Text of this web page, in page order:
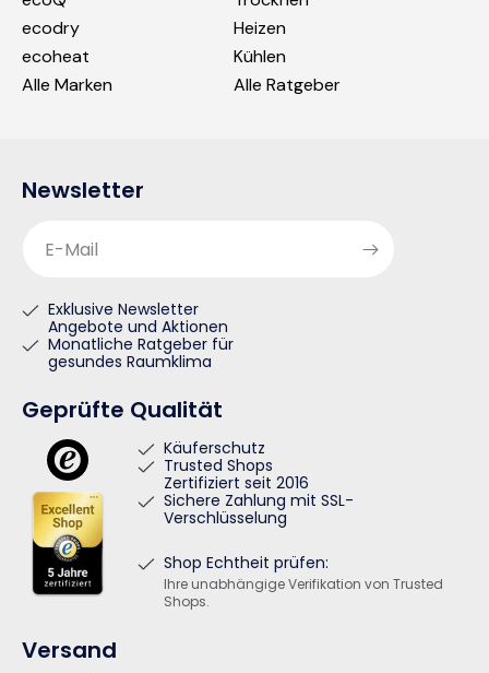
ecodry
ecoheat
Alle Marken
Heizen
Kühlen
Alle Ratgeber
Newsletter
E-Mail
Exklusive Newsletter
Angebote und Aktionen
Monatliche Ratgeber für
gesundes Raumklima
Geprüfte Qualität
Käuferschutz
Trusted Shops
Zertifiziert seit 2016
Sichere Zahlung mit SSL-
Verschlüsselung
Shop Echtheit prüfen:
Ihre unabhängige Verifikation von Trusted
Shops.
Versand